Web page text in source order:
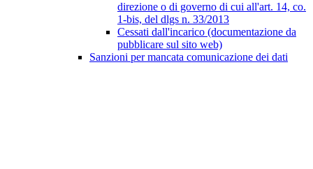
direzione o di governo di cui all'art. 14, co.
1-bis, del dlgs n. 33/2013
Cessati dall'incarico (documentazione da
pubblicare sul sito web)
Sanzioni per mancata comunicazione dei dati